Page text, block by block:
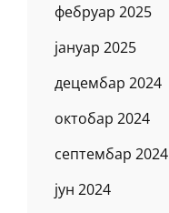
фебруар 2025
јануар 2025
децембар 2024
октобар 2024
септембар 2024
јун 2024